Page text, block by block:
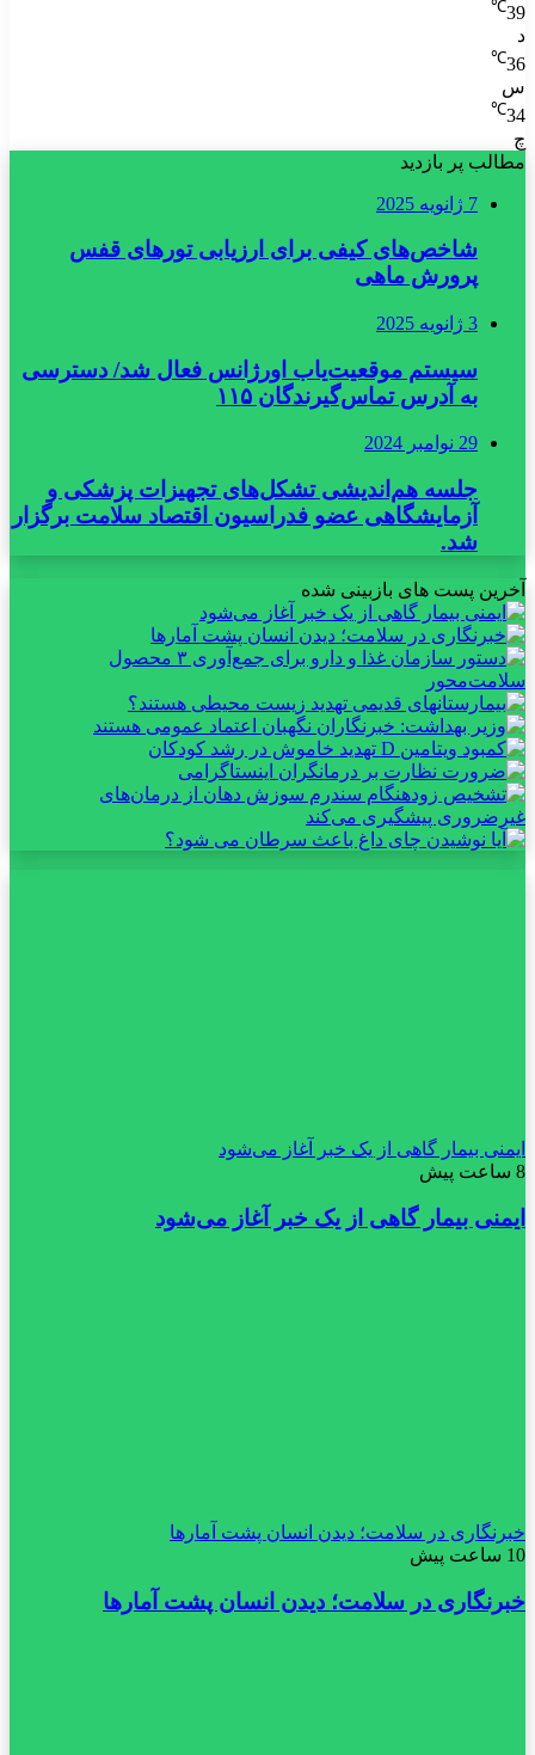
39
℃
د
36
℃
س
34
℃
چ
مطالب پر بازدید
7 ژانویه 2025
شاخص‌های کیفی برای ارزیابی تورهای قفس
پرورش ماهی
3 ژانویه 2025
سیستم موقعیت‌یاب اورژانس فعال شد/ دسترسی
به آدرس تماس‌گیرندگان ۱۱۵
29 نوامبر 2024
جلسه هم‌اندیشی تشکل‌های تجهیزات پزشکی و
آزمایشگاهی عضو فدراسیون اقتصاد سلامت برگزار
شد.
آخرین پست های بازبینی شده
ایمنی بیمار گاهی از یک خبر آغاز می‌شود
8 ساعت پیش
ایمنی بیمار گاهی از یک خبر آغاز می‌شود
خبرنگاری در سلامت؛ دیدن انسان پشت آمارها
10 ساعت پیش
خبرنگاری در سلامت؛ دیدن انسان پشت آمارها